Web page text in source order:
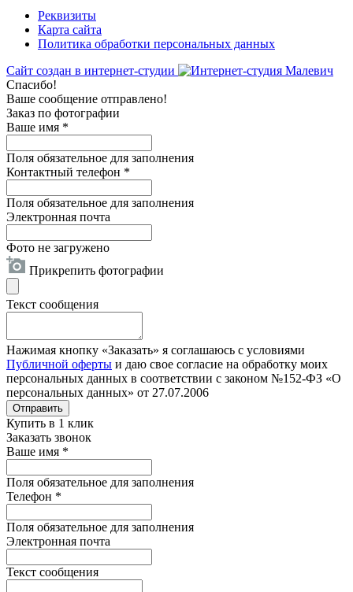
Реквизиты
Карта сайта
Политика обработки персональных данных
Сайт создан в интернет-студии
Спасибо!
Ваше сообщение отправлено!
Заказ по фотографии
Ваше имя *
Поля обязательное для заполнения
Контактный телефон *
Поля обязательное для заполнения
Электронная почта
Фото не загружено
Прикрепить фотографии
Текст сообщения
Нажимая кнопку «Заказать» я соглашаюсь с условиями
Публичной оферты и даю свое согласие на обработку моих
персональных данных в соответствии с законом №152-ФЗ «О
персональных данных» от 27.07.2006
Отправить
Купить в 1 клик
Заказать звонок
Ваше имя *
Поля обязательное для заполнения
Телефон *
Поля обязательное для заполнения
Электронная почта
Текст сообщения